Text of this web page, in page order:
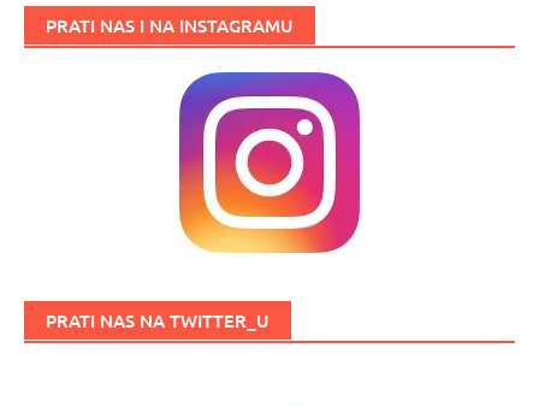
PRATI NAS I NA INSTAGRAMU
PRATI NAS NA TWITTER_U